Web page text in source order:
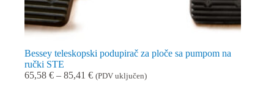
Bessey teleskopski podupirač za ploče sa pumpom na
ručki STE
65,58 € – 85,41 €Raspon
(PDV uključen)